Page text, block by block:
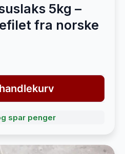
5kg –
fra norske
spar penger